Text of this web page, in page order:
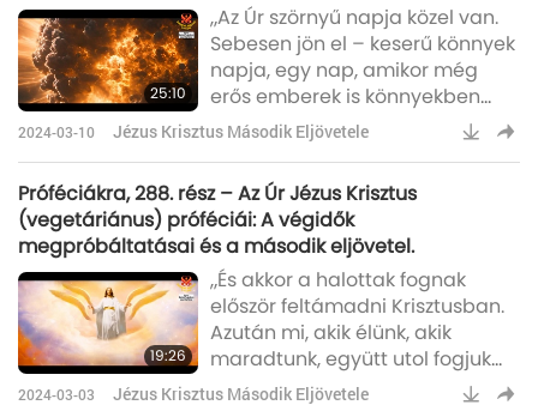
25:10
„Az Úr szörnyű napja közel van.
Sebesen jön el – keserű könnyek
napja, egy nap, amikor még
erős emberek is könnyekben
törnek ki. Olyan nap lesz, amikor
az Úr haragja kiáramlik –
szörnyű gyötrelem és kín napja,
rom és pusztulás napja,
sötétség és homály napja,
felhők és feketeség napja.”
2024-03-10 Jézus Krisztus Második Eljövetele
Próféciákra, 288. rész – Az Úr Jézus Krisztus
(vegetáriánus) próféciái: A végidők
megpróbáltatásai és a második eljövetel.
19:26
„És akkor a halottak fognak
először feltámadni Krisztusban.
Azután mi, akik élünk, akik
maradtunk, együtt utol fogjuk
érni őket a felhőkben, hogy a
2024-03-03 Jézus Krisztus Második Eljövetele